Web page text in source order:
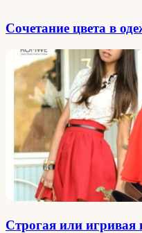
Сочетание цвета в
Строгая или